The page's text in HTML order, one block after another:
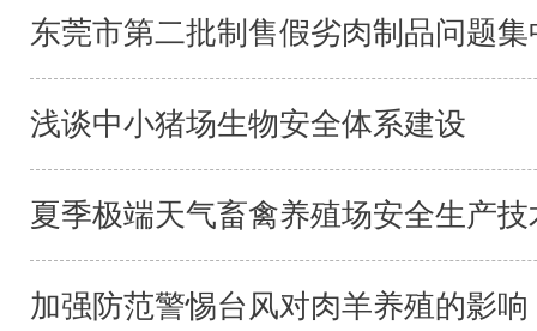
东莞市第二批制售假劣肉制品问题集
浅谈中小猪场生物安全体系建设
夏季极端天气畜禽养殖场安全生产技
加强防范警惕台风对肉羊养殖的影响